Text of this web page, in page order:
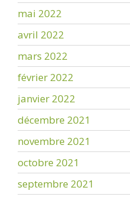
mai 2022
avril 2022
mars 2022
février 2022
janvier 2022
décembre 2021
novembre 2021
octobre 2021
septembre 2021